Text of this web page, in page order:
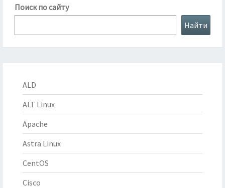
Поиск по сайту
Найти
ALD
ALT Linux
Apache
Astra Linux
CentOS
Cisco